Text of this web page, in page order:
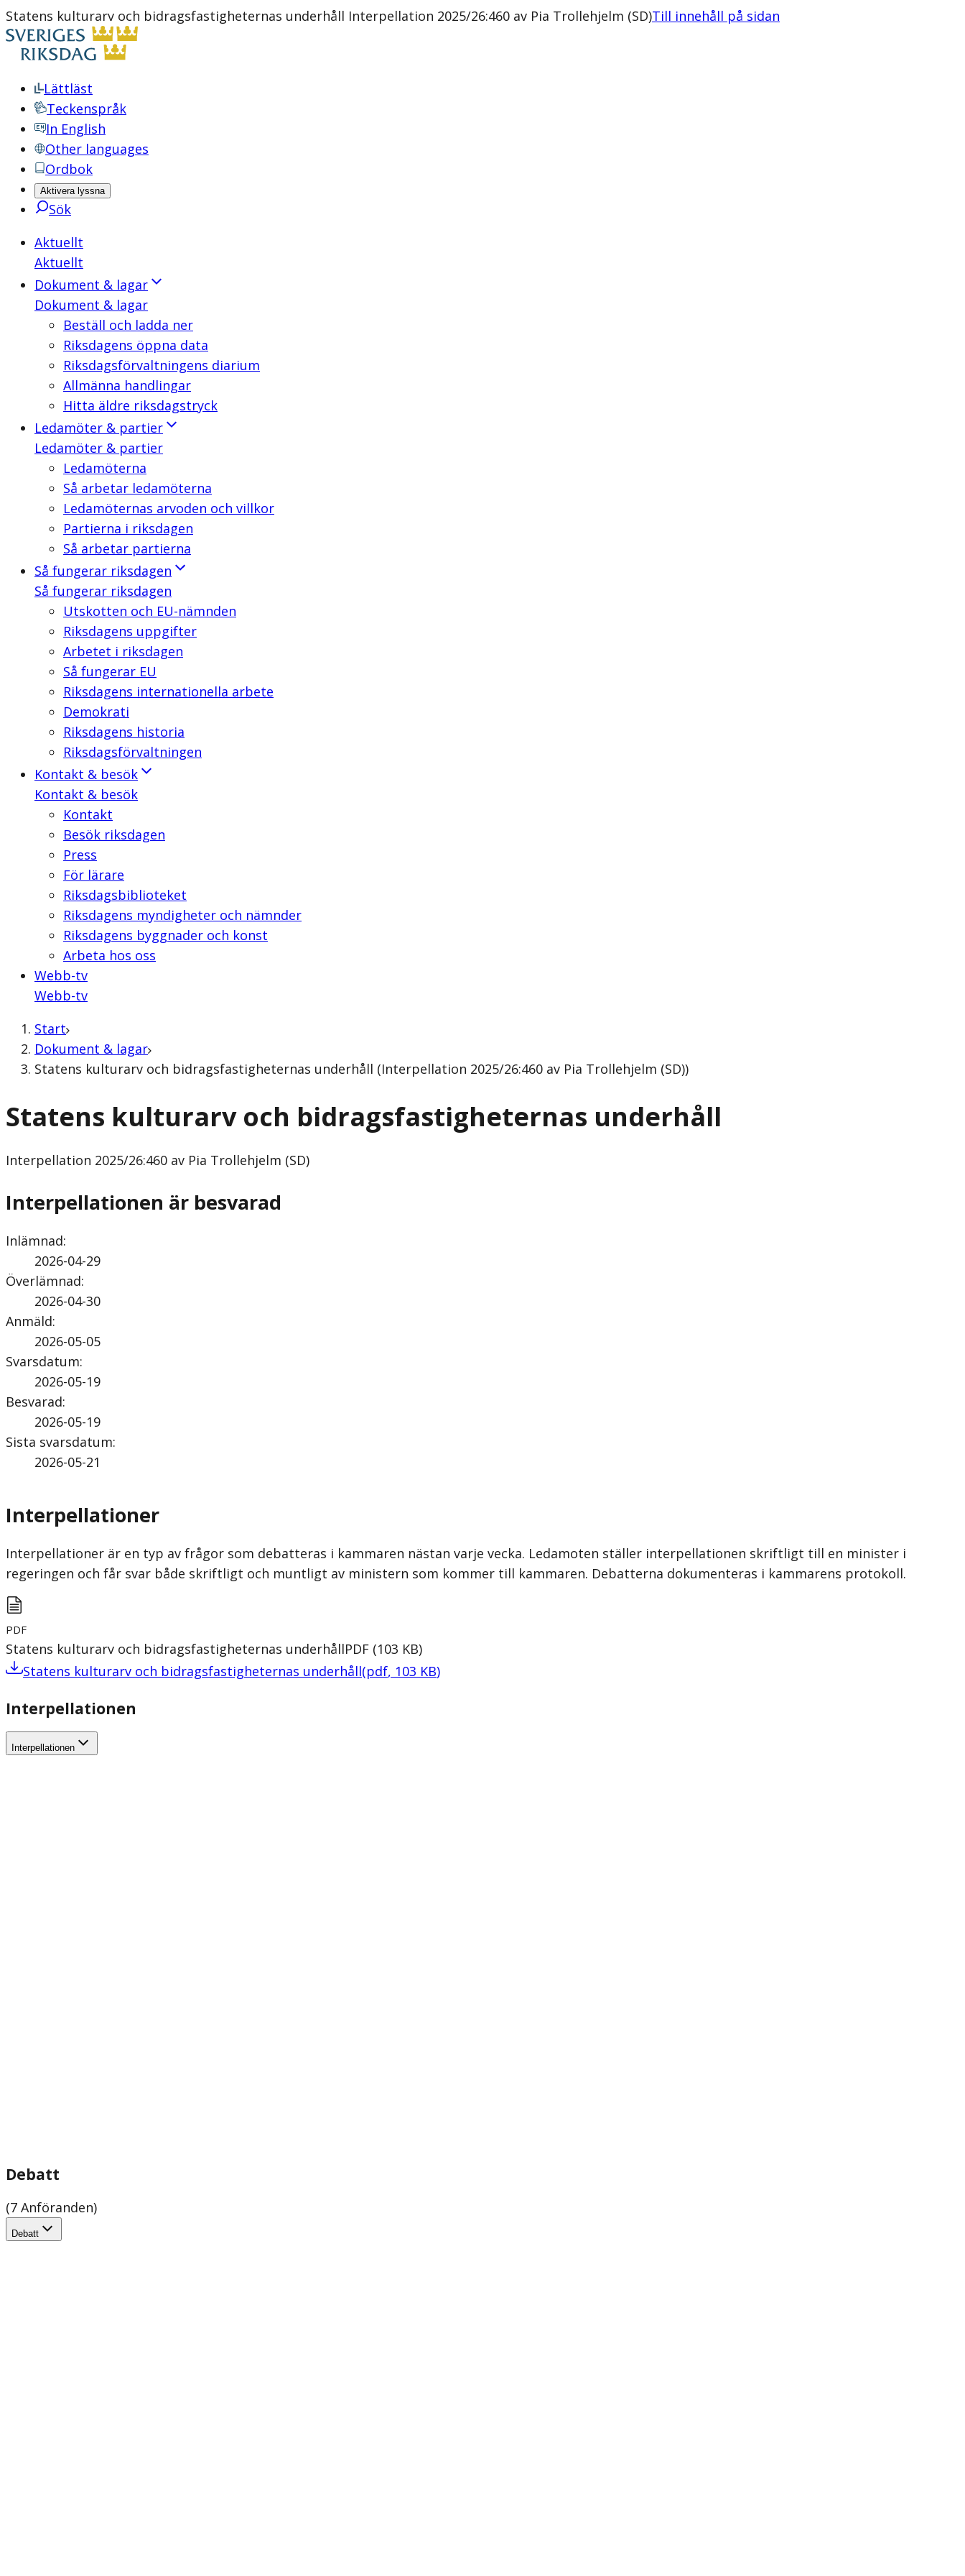
Statens kulturarv och bidragsfastigheternas underhåll Interpellation 2025/26:460 av Pia Trollehjelm (SD)Till innehåll på sidan
Lättläst
Teckenspråk
In English
Other languages
Ordbok
Aktivera lyssna
Sök
Aktuellt
Aktuellt
Dokument & lagar
Dokument & lagar
Beställ och ladda ner
Riksdagens öppna data
Riksdagsförvaltningens diarium
Allmänna handlingar
Hitta äldre riksdagstryck
Ledamöter & partier
Ledamöter & partier
Ledamöterna
Så arbetar ledamöterna
Ledamöternas arvoden och villkor
Partierna i riksdagen
Så arbetar partierna
Så fungerar riksdagen
Så fungerar riksdagen
Utskotten och EU-nämnden
Riksdagens uppgifter
Arbetet i riksdagen
Så fungerar EU
Riksdagens internationella arbete
Demokrati
Riksdagens historia
Riksdagsförvaltningen
Kontakt & besök
Kontakt & besök
Kontakt
Besök riksdagen
Press
För lärare
Riksdagsbiblioteket
Riksdagens myndigheter och nämnder
Riksdagens byggnader och konst
Arbeta hos oss
Webb-tv
Webb-tv
Start
Dokument & lagar
Statens kulturarv och bidragsfastigheternas underhåll (Interpellation 2025/26:460 av Pia Trollehjelm (SD))
Statens kulturarv och bidragsfastigheternas underhåll
Interpellation 2025/26:460 av Pia Trollehjelm (SD)
Interpellationen är besvarad
Inlämnad:
2026-04-29
Överlämnad:
2026-04-30
Anmäld:
2026-05-05
Svarsdatum:
2026-05-19
Besvarad:
2026-05-19
Sista svarsdatum:
2026-05-21
Interpellationer
Interpellationer är en typ av frågor som debatteras i kammaren nästan varje vecka. Ledamoten ställer interpellationen skriftligt till en minister i
regeringen och får svar både skriftligt och muntligt av ministern som kommer till kammaren. Debatterna dokumenteras i kammarens protokoll.
PDF
Statens kulturarv och bidragsfastigheternas underhållPDF (103 KB)
Statens kulturarv och bidragsfastigheternas underhåll(pdf, 103 KB)
Interpellationen
Interpellationen
Debatt
(7 Anföranden)
Debatt